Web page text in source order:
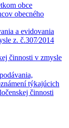
obce
obecného
a evidovania
z. č.307⁄2014
činnosti v zmysle
týkajúcich
činnosti